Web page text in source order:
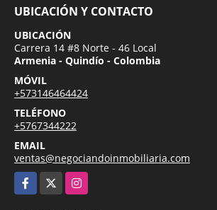
UBICACIÓN Y CONTACTO
UBICACIÓN
Carrera 14 #8 Norte - 46 Local
Armenia - Quindío - Colombia
MÓVIL
+573146464424
TELÉFONO
+5767344222
EMAIL
ventas@negociandoinmobiliaria.com
Facebook
Instagram